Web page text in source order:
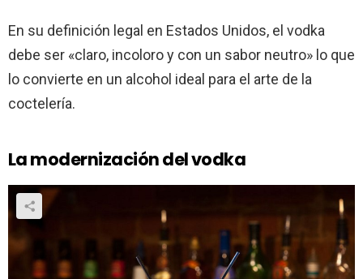
En su definición legal en Estados Unidos, el vodka
debe ser «claro, incoloro y con un sabor neutro» lo que
lo convierte en un alcohol ideal para el arte de la
coctelería.
La modernización del vodka